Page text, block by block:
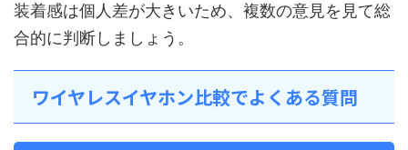
装着感は個人差が大きいため、複数の意見を見て総
合的に判断しましょう。
ワイヤレスイヤホン比較でよくある質問